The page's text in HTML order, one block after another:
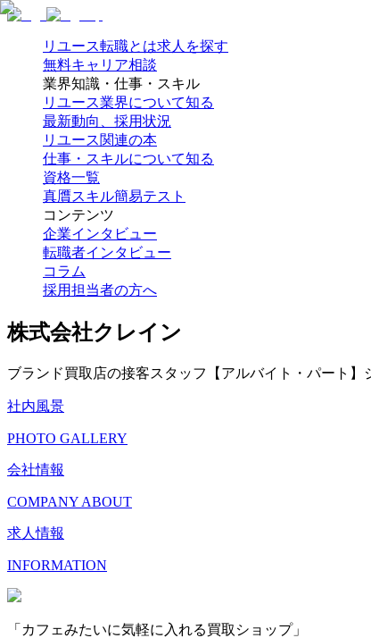
リユース転職とは求人を探す
無料キャリア相談
業界知識・仕事・スキル
リユース業界について知る
最新動向、採用状況
リユース関連の本
仕事・スキルについて知る
資格一覧
真贋スキル簡易テスト
コンテンツ
企業インタビュー
転職者インタビュー
コラム
採用担当者の方へ
株式会社クレイン
ブランド買取店の接客スタッフ【アルバイト・パート
社内風景
PHOTO GALLERY
会社情報
COMPANY ABOUT
求人情報
INFORMATION
「カフェみたいに気軽に入れる買取ショップ」